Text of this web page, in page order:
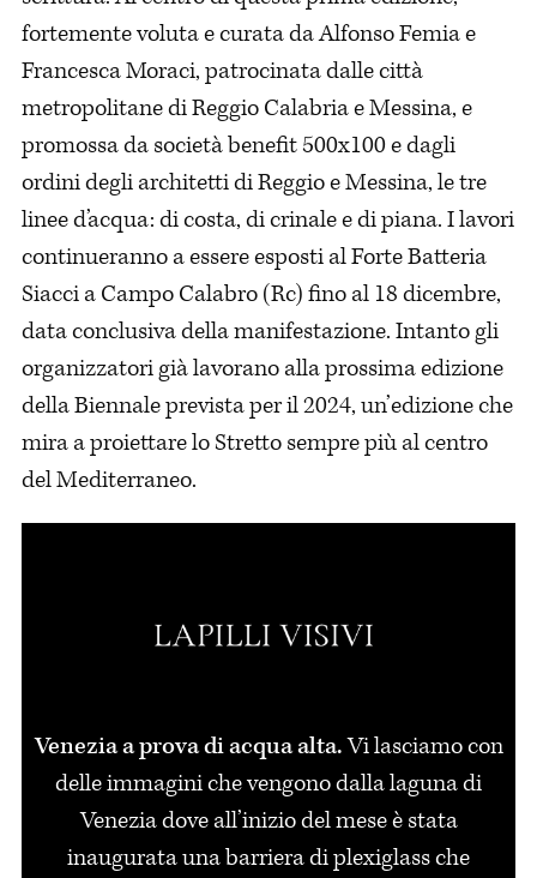
fortemente voluta e curata da Alfonso Femia e
Francesca Moraci, patrocinata dalle città
metropolitane di Reggio Calabria e Messina, e
promossa da società benefit 500x100 e dagli
ordini degli architetti di Reggio e Messina, le tre
linee d’acqua: di costa, di crinale e di piana. I lavori
continueranno a essere esposti al Forte Batteria
Siacci a Campo Calabro (Rc) fino al 18 dicembre,
data conclusiva della manifestazione. Intanto gli
organizzatori già lavorano alla prossima edizione
della Biennale prevista per il 2024, un’edizione che
mira a proiettare lo Stretto sempre più al centro
del Mediterraneo.
Venezia a prova di acqua alta.Vi lasciamo con
delle immagini che vengono dalla laguna di
Venezia dove all’inizio del mese è stata
inaugurata una barriera di plexiglass che